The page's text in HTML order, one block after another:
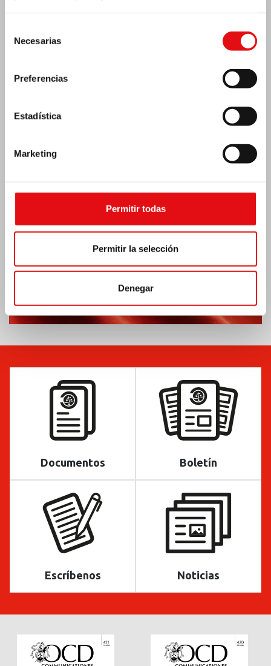
Necesarias
Preferencias
Estadística
Marketing
Permitir todas
Permitir la selección
Denegar
Emergencia por terremoto Venezuela
Documentos Boletín
Escríbenos Noticias